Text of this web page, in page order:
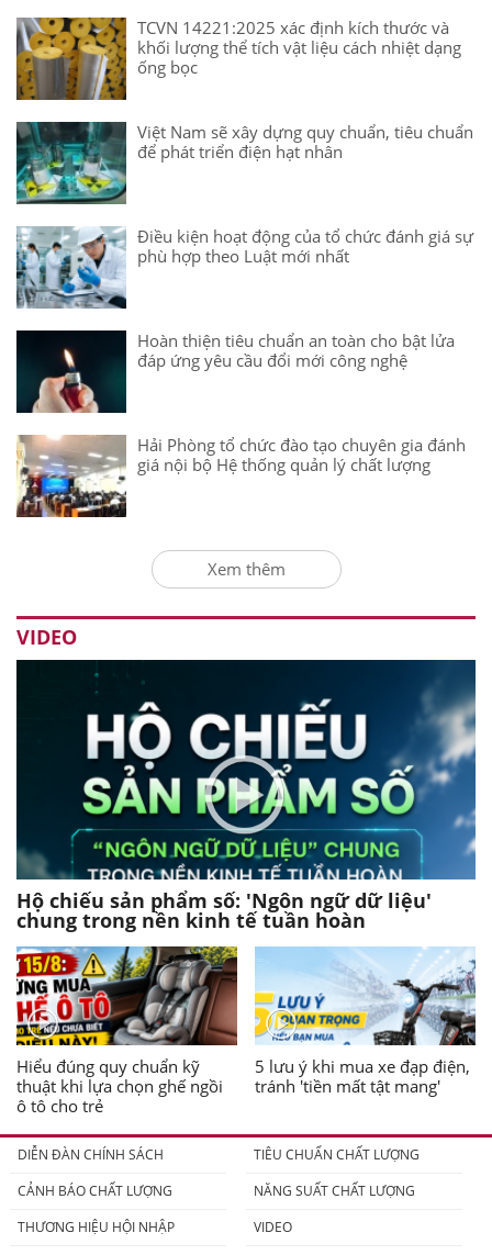
TCVN 14221:2025 xác định kích thước và
khối lượng thể tích vật liệu cách nhiệt dạng
ống bọc
Việt Nam sẽ xây dựng quy chuẩn, tiêu chuẩn
để phát triển điện hạt nhân
Điều kiện hoạt động của tổ chức đánh giá sự
phù hợp theo Luật mới nhất
Hoàn thiện tiêu chuẩn an toàn cho bật lửa
đáp ứng yêu cầu đổi mới công nghệ
Hải Phòng tổ chức đào tạo chuyên gia đánh
giá nội bộ Hệ thống quản lý chất lượng
Xem thêm
VIDEO
Hộ chiếu sản phẩm số: 'Ngôn ngữ dữ liệu'
chung trong nền kinh tế tuần hoàn
Hiểu đúng quy chuẩn kỹ
thuật khi lựa chọn ghế ngồi
ô tô cho trẻ
5 lưu ý khi mua xe đạp điện,
tránh 'tiền mất tật mang'
DIỄN ĐÀN CHÍNH SÁCH
TIÊU CHUẨN CHẤT LƯỢNG
CẢNH BÁO CHẤT LƯỢNG
NĂNG SUẤT CHẤT LƯỢNG
THƯƠNG HIỆU HỘI NHẬP
VIDEO